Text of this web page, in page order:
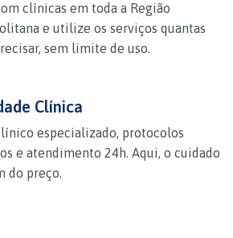
clínicas em toda a Região
e utilize os serviços quantas
sem limite de uso.
Clínica
especializado, protocolos
e atendimento 24h. Aqui, o cuidado
do preço.